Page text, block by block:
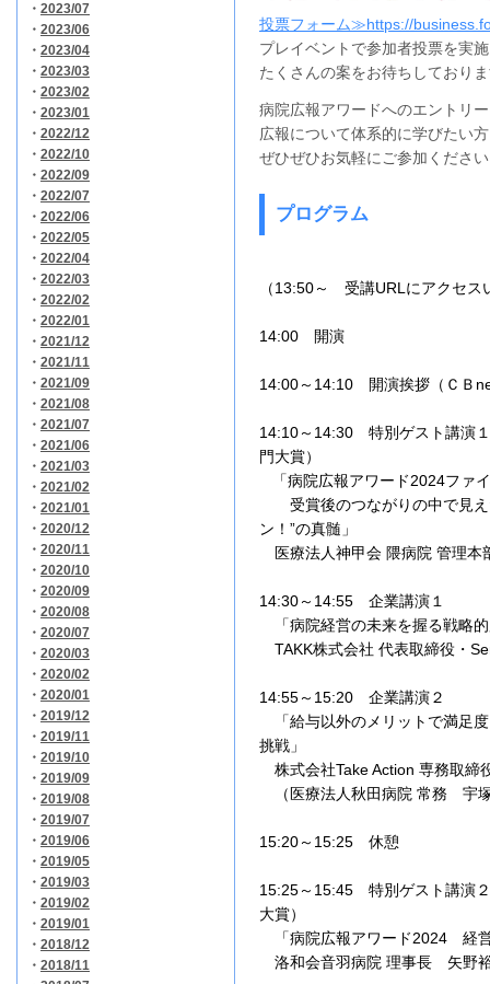
・ 2023/07
・ 2023/06
・ 2023/04
・ 2023/03
・ 2023/02
・ 2023/01
・ 2022/12
・ 2022/10
・ 2022/09
・ 2022/07
・ 2022/06
・ 2022/05
・ 2022/04
・ 2022/03
・ 2022/02
・ 2022/01
・ 2021/12
・ 2021/11
・ 2021/09
・ 2021/08
・ 2021/07
・ 2021/06
・ 2021/03
・ 2021/02
・ 2021/01
・ 2020/12
・ 2020/11
・ 2020/10
・ 2020/09
・ 2020/08
・ 2020/07
・ 2020/03
・ 2020/02
・ 2020/01
・ 2019/12
・ 2019/11
・ 2019/10
・ 2019/09
・ 2019/08
・ 2019/07
・ 2019/06
・ 2019/05
・ 2019/03
・ 2019/02
・ 2019/01
・ 2018/12
・ 2018/11
投票フォーム≫https://
プレイベントで参加者投票を実
たくさんの案をお待ちしており
病院広報アワードへのエントリ
広報について体系的に学びたい
ぜひぜひお気軽にご参加くださ
プログラム
（13:50～ 受講URLにアクセス
14:00 開演
14:00～14:10 開演挨拶（ＣＢ
14:10～14:30 特別ゲスト講演
門大賞）
「病院広報アワード2024ファ
受賞後のつながりの中で見え
ン！”の真髄」
医療法人神甲会 隈病院 管理
14:30～14:55
企業講演１
「病院経営の未来を握る戦略
TAKK株式会社 代表取締役・
14:55～15:20 企業講演２
「給与以外のメリットで満足
挑戦」
株式会社Take Action 専務取
（医療法人秋田病院 常務 宇
15:20～15:25 休憩
15:25～15:45 特別ゲスト講演
大賞）
「病院広報アワード2024 経
洛和会音羽病院 理事長 矢野